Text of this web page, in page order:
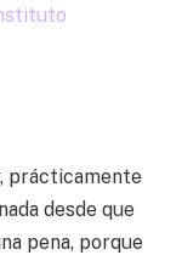
prácticamente
desde que
pena, porque